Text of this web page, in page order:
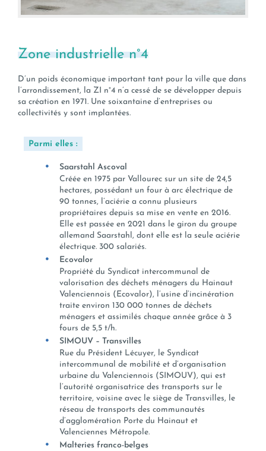
Zone industrielle n°4
D’un poids économique important tant pour la ville que dans
l’arrondissement, la ZI n°4 n’a cessé de se développer depuis
sa création en 1971. Une soixantaine d’entreprises ou
collectivités y sont implantées.
Parmi elles :
Saarstahl Ascoval
Créée en 1975 par Vallourec sur un site de 24,5
hectares, possédant un four à arc électrique de
90 tonnes, l’aciérie a connu plusieurs
propriétaires depuis sa mise en vente en 2016.
Elle est passée en 2021 dans le giron du groupe
allemand Saarstahl, dont elle est la seule aciérie
électrique. 300 salariés.
Ecovalor
Propriété du Syndicat intercommunal de
valorisation des déchets ménagers du Hainaut
Valenciennois (Ecovalor), l’usine d’incinération
traite environ 130 000 tonnes de déchets
ménagers et assimilés chaque année grâce à 3
fours de 5,5 t/h.
SIMOUV – Transvilles
Rue du Président Lécuyer, le Syndicat
intercommunal de mobilité et d’organisation
urbaine du Valenciennois (SIMOUV), qui est
l’autorité organisatrice des transports sur le
territoire, voisine avec le siège de Transvilles, le
réseau de transports des communautés
d’agglomération Porte du Hainaut et
Valenciennes Métropole.
Malteries franco-belges